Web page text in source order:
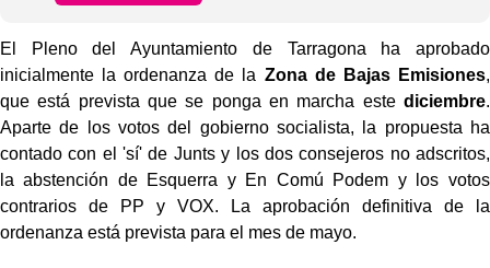
El Pleno del Ayuntamiento de Tarragona ha aprobado
inicialmente la ordenanza de la Zona de Bajas Emisiones,
que está prevista que se ponga en marcha este diciembre.
Aparte de los votos del gobierno socialista, la propuesta ha
contado con el 'sí' de Junts y los dos consejeros no adscritos,
la abstención de Esquerra y En Comú Podem y los votos
contrarios de PP y VOX. La aprobación definitiva de la
ordenanza está prevista para el mes de mayo.